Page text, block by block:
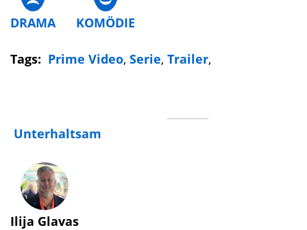
DRAMA KOMÖDIE
Tags: Prime Video, Serie, Trailer,
Unterhaltsam
Ilija Glavas